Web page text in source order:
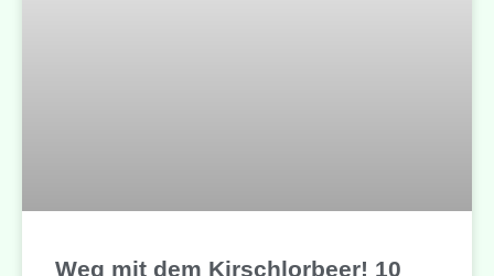
Weg mit dem Kirschlorbeer! 10